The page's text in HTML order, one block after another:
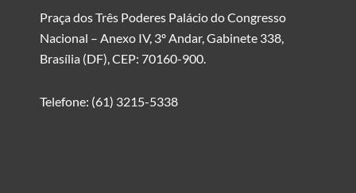
Praça dos Três Poderes Palácio do Congresso
Nacional – Anexo IV, 3º Andar, Gabinete 338,
Brasília (DF), CEP: 70160-900.
Telefone: (61) 3215-5338